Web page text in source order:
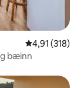
4,91 af 5 í
4,91 (318)
bæinn